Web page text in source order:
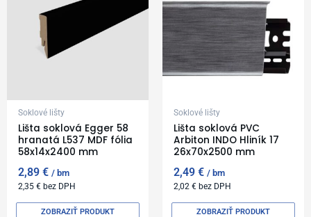
Soklové lišty
Lišta soklová Egger 58
hranatá L537 MDF fólia
58x14x2400 mm
2,89€ bm
2,35€ bez DPH
ZOBRAZIŤ PRODUKT
Soklové lišty
Lišta soklová PVC
Arbiton INDO Hliník 17
26x70x2500 mm
2,49€ bm
2,02€ bez DPH
ZOBRAZIŤ PRODUKT